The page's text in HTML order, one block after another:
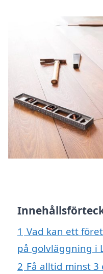
1 Vad kan ett
på golvläggning i
2 Få alltid minst